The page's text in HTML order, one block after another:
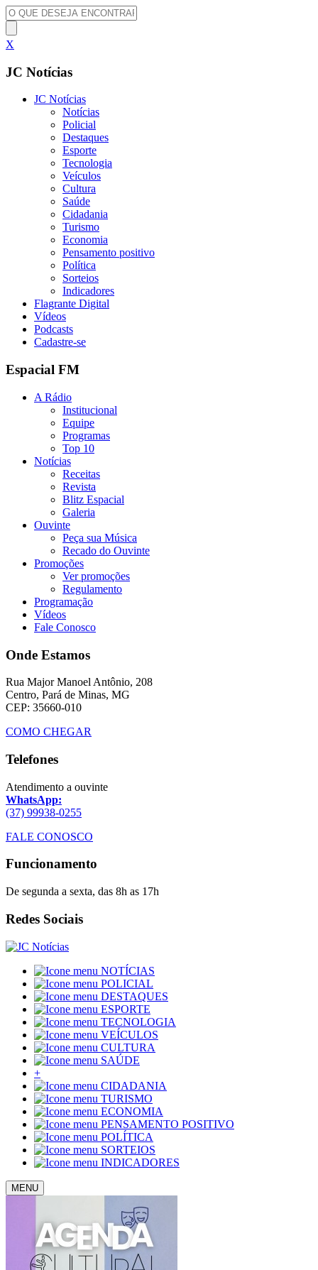
X
JC Notícias
JC Notícias
Notícias
Policial
Destaques
Esporte
Tecnologia
Veículos
Cultura
Saúde
Cidadania
Turismo
Economia
Pensamento positivo
Política
Sorteios
Indicadores
Flagrante Digital
Vídeos
Podcasts
Cadastre-se
Espacial FM
A Rádio
Institucional
Equipe
Programas
Top 10
Notícias
Receitas
Revista
Blitz Espacial
Galeria
Ouvinte
Peça sua Música
Recado do Ouvinte
Promoções
Ver promoções
Regulamento
Programação
Vídeos
Fale Conosco
Onde Estamos
Rua Major Manoel Antônio, 208
Centro, Pará de Minas, MG
CEP: 35660-010
COMO CHEGAR
Telefones
Atendimento a ouvinte
WhatsApp:
(37) 99938-0255
FALE CONOSCO
Funcionamento
De segunda a sexta, das 8h as 17h
Redes Sociais
NOTÍCIAS
POLICIAL
DESTAQUES
ESPORTE
TECNOLOGIA
VEÍCULOS
CULTURA
SAÚDE
+
CIDADANIA
TURISMO
ECONOMIA
PENSAMENTO POSITIVO
POLÍTICA
SORTEIOS
INDICADORES
MENU